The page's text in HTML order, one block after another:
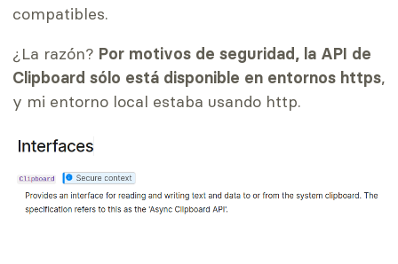
compatibles.
¿La razón? Por motivos de seguridad, la API de
Clipboard sólo está disponible en entornos https,
y mi entorno local estaba usando http.